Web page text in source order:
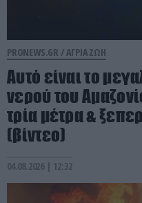
PRONEWS.GR /ΑΓΡΙΑ ΖΩΗ
Αυτό είναι το
νερού του
τρία μέτρα &
(βίντεο)
04.08.2026 | 12:32